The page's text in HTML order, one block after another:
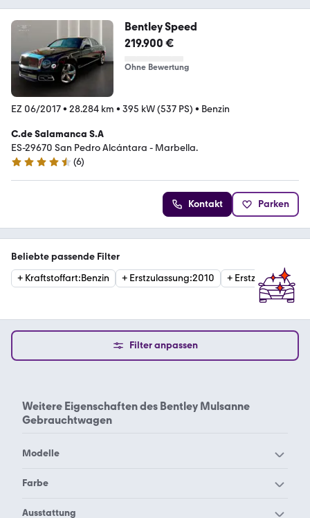
Bentley Speed
219.900 €
Ohne Bewertung
EZ 06/2017• 28.284 km • 395 kW (537 PS) • Benzin
C.de Salamanca S.A
ES-29670 San Pedro Alcántara - Marbella.
4.5 Sterne
(6)
Kontakt Parken
Beliebte passende Filter
+ Kraftstoffart:Benzin + Erstzulassung:2010 + Erstzulassung
Filter anpassen
Weitere Eigenschaften des Bentley Mulsanne
Gebrauchtwagen
Modelle
Bentley Arnage
Farbe
Ausstattung